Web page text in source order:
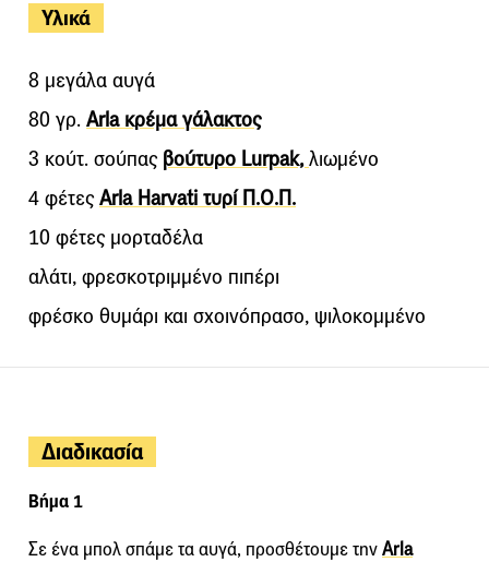
Υλικά
8 μεγάλα αυγά
80 γρ. Arla κρέμα γάλακτος
3 κούτ. σούπας βούτυρο Lurpak,λιωμένο
4 φέτες Arla Harvati τυρί Π.Ο.Π.
10 φέτες μορταδέλα
αλάτι, φρεσκοτριμμένο πιπέρι
φρέσκο θυμάρι και σχοινόπρασο, ψιλοκομμένο
Διαδικασία
Βήμα 1
Σε ένα μπολ σπάμε τα αυγά, προσθέτουμε τηνArla